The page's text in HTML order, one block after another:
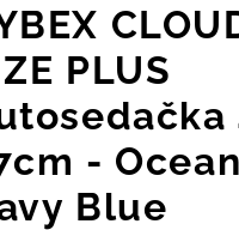
PLUS
-
Blue